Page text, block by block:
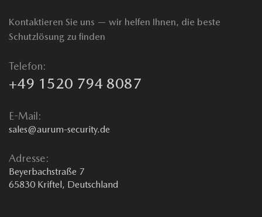
Kontaktieren Sie uns — wir helfen Ihnen, die beste
Schutzlösung zu finden
Telefon:
+49 1520 794 8087
E-Mail:
sales@aurum-security.de
Adresse:
Beyerbachstraße 7
65830 Kriftel, Deutschland